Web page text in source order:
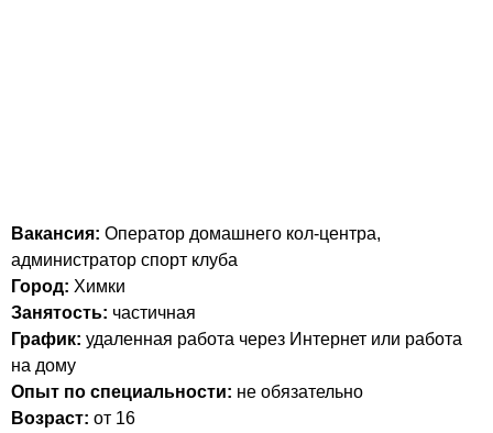
Вакансия: Оператор домашнего кол-центра,
администратор спорт клуба
Город: Химки
Занятость: частичная
График: удаленная работа через Интернет или работа
на дому
Опыт по специальности: не обязательно
Возраст: от 16